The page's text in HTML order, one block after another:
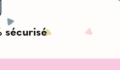
sécurisé